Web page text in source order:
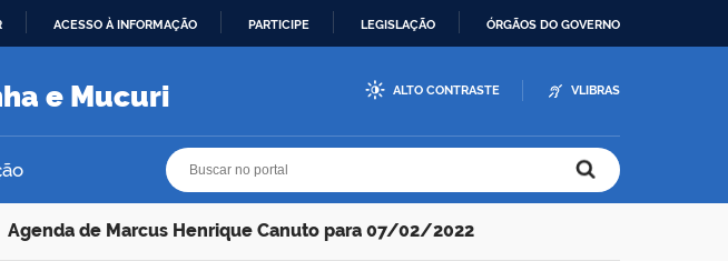
ACESSO À INFORMAÇÃO PARTICIPE LEGISLAÇÃO ÓRGÃOS DO GOVERNO
e Mucuri ALTO CONTRASTE VLIBRAS
Agenda de Marcus Henrique Canuto para 07/02/2022